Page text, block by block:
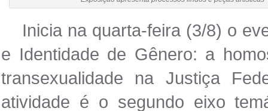
Inicia na quarta-feira (3/8) o
e Identidade de Gênero: a
transexualidade na Justiça
atividade é o segundo eixo